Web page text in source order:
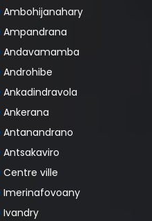
Ambohijanahary
Ampandrana
Andavamamba
Androhibe
Ankadindravola
Ankerana
Antanandrano
Antsakaviro
Centre ville
Imerinafovoany
Ivandry